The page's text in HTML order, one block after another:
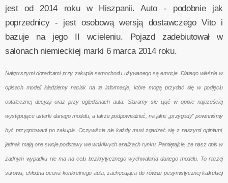
jest od 2014 roku w Hiszpanii. Auto - podobnie jak
poprzednicy - jest osobową wersją dostawczego Vito i
bazuje na jego II wcieleniu. Pojazd zadebiutował w
salonach niemieckiej marki 6 marca 2014 roku.
Najgorszymi doradcami przy zakupie samochodu używanego są emocje. Dlatego właśnie w
opisach modeli kładziemy nacisk na te informacje, które mogą przydać się w podjęciu
ostatecznej decyzji oraz przy oględzinach auta. Staramy się ująć w opisie najczęściej
występujące usterki danego modelu, a także podpowiedzieć, na jakie „przygody” powinniśmy
być przygotowani po zakupie. Oczywiście nie każdy musi zgadzać się z naszymi opiniami,
jednak mają one swoje podstawy we wnikliwych analizach rynku. Pamiętajcie, że nasz opis w
żadnym wypadku nie ma na celu bezkrytycznego wychwalania danego modelu. To raczej
surowa, chłodna ocena konkretnego auta, zachęcająca do równie pesymistycznej kalkulacji